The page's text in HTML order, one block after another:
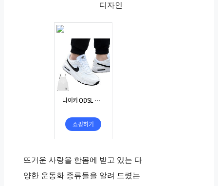
디자인
뜨거운 사랑을 한몸에 받고 있는 다
양한 운동화 종류들을 알려 드렸는